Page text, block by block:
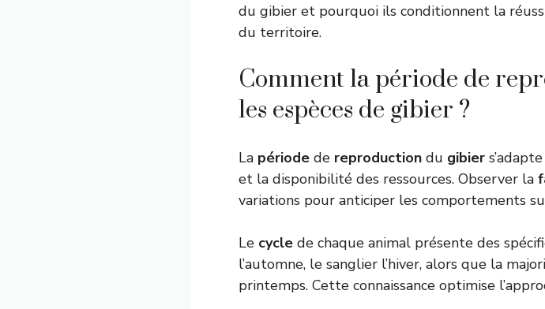
du gibier et pourquoi ils conditionnent la
du territoire.
Comment la période de
les espèces de gibier ?
La période de reproduction du gibier
et la disponibilité des ressources. Observer la
variations pour anticiper les comportements
Le cycle de chaque animal présente des
l’automne, le sanglier l’hiver, alors que la
printemps. Cette connaissance optimise